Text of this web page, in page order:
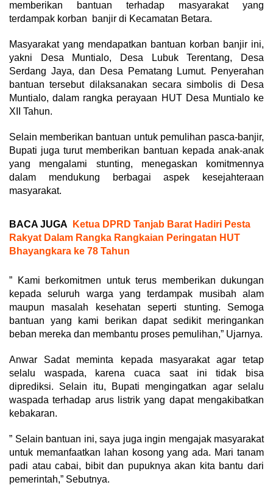
memberikan bantuan terhadap masyarakat yang
terdampak korban banjir di Kecamatan Betara.
Masyarakat yang mendapatkan bantuan korban banjir ini,
yakni Desa Muntialo, Desa Lubuk Terentang, Desa
Serdang Jaya, dan Desa Pematang Lumut. Penyerahan
bantuan tersebut dilaksanakan secara simbolis di Desa
Muntialo, dalam rangka perayaan HUT Desa Muntialo ke
XII Tahun.
Selain memberikan bantuan untuk pemulihan pasca-banjir,
Bupati juga turut memberikan bantuan kepada anak-anak
yang mengalami stunting, menegaskan komitmennya
dalam mendukung berbagai aspek kesejahteraan
masyarakat.
BACA JUGA
Ketua DPRD Tanjab Barat Hadiri Pesta
Rakyat Dalam Rangka Rangkaian Peringatan HUT
Bhayangkara ke 78 Tahun
” Kami berkomitmen untuk terus memberikan dukungan
kepada seluruh warga yang terdampak musibah alam
maupun masalah kesehatan seperti stunting. Semoga
bantuan yang kami berikan dapat sedikit meringankan
beban mereka dan membantu proses pemulihan,” Ujarnya.
Anwar Sadat meminta kepada masyarakat agar tetap
selalu waspada, karena cuaca saat ini tidak bisa
diprediksi. Selain itu, Bupati mengingatkan agar selalu
waspada terhadap arus listrik yang dapat mengakibatkan
kebakaran.
” Selain bantuan ini, saya juga ingin mengajak masyarakat
untuk memanfaatkan lahan kosong yang ada. Mari tanam
padi atau cabai, bibit dan pupuknya akan kita bantu dari
pemerintah,” Sebutnya.